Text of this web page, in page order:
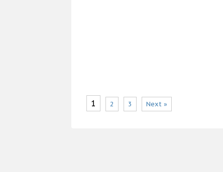
1 2 3 Next »